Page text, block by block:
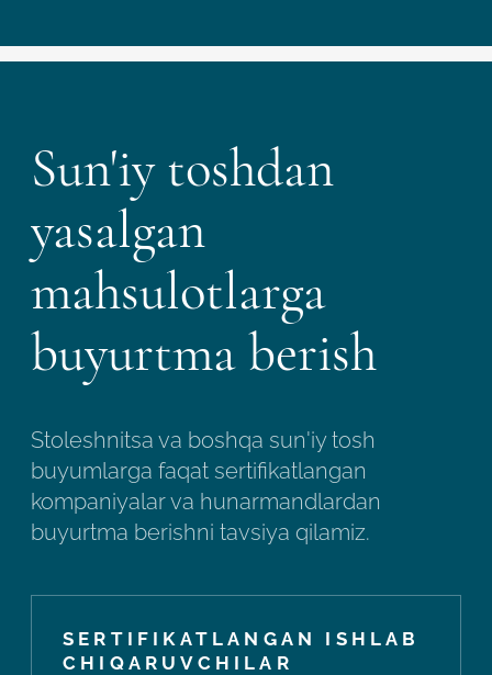
Sun'iy toshdan
yasalgan
mahsulotlarga
buyurtma berish
Stoleshnitsa va boshqa sun'iy tosh
buyumlarga faqat sertifikatlangan
kompaniyalar va hunarmandlardan
buyurtma berishni tavsiya qilamiz.
SERTIFIKATLANGAN ISHLAB
CHIQARUVCHILAR